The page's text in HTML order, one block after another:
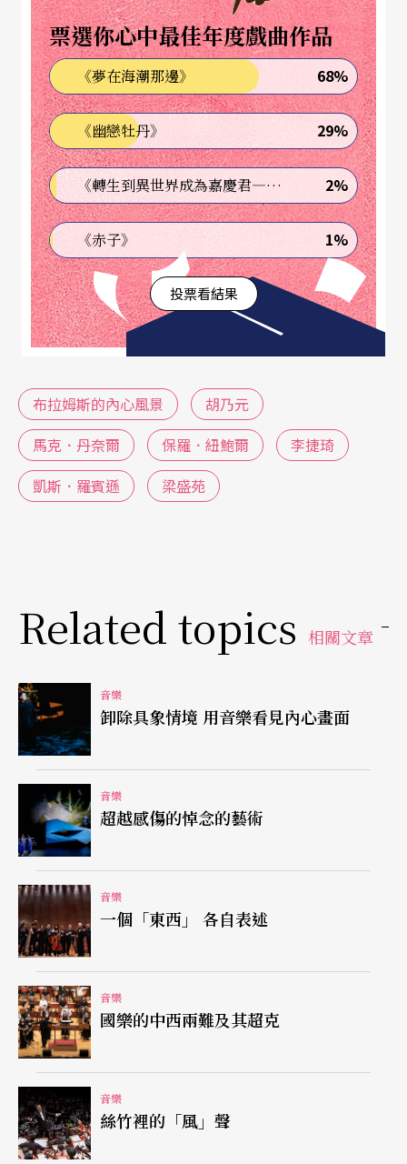
一條新路。的確，這兩首絃樂六重奏有著貝多芬晚
期絃樂四重奏擴大的影子，然而音樂內容卻是作曲
家的內在風景。
當晚是一場六位高手較勁的競奏且合作的音樂盛
會，雖然是在三百多個位置的演奏廳，但是台上的
演奏家仍使出渾身解數，企圖將最美麗、多愁善
感、溫柔且熱情的布拉姆斯與台下的聽眾分享。上
半場第一號降B大調，是布拉姆斯廿七歲時所作，但
已經是非常內斂深沉的成熟作品，尤其是慢板樂章
的八小節低音主題的夏康舞曲，由中提琴李捷琦奏
出哀傷沉重的主題旋律，這是此曲愉快、充滿田園
風的外表下，作曲家內在的情感。此曲由胡乃元擔
任第一小提琴，由丹奈爾任第二小提琴，雖然第一
小提琴的音色柔美、典雅，旋律優美且有多處獨
奏，但是很清楚真正帶領與統整六個聲部的領導者
相互對話時，他們也互相傾聽與模仿，似乎是六把
絃樂器在聊天，尤其是感人的第二樂章，每一位變
奏主題的接續者，都能適當地延續前者的風格，使
音樂的內在產生統一性。
飄著淡淡憂傷的田園風景
第二號G大調，是一首含著眼淚帶著微笑的音樂，是
這位含蓄、內斂、敏感作曲家的內在風景。此曲寫
於布拉姆斯第一號鋼琴協奏曲首演失敗因而毀婚之
時，因此布拉姆斯也將女友“Agathe”（轉換成La-
Sol- La- Re –Si- Mi）的名字寫入樂曲。此曲演出
時，六位演奏家的位置也互相調換，第一小提琴換
成丹奈爾、二提換成胡乃元，上半場表現充滿能量
與力度的大提琴羅賓遜，成為第二大提琴，李捷琦
也與保羅交換位置，所以即使是同樣的六人，但是
風格上也仍有不同的表現。丹尼爾畢竟是室內樂的
演奏家，個人獨奏的顯性與魅力雖不如胡乃元強
票選你心中最佳年度戲曲作品
《夢在海潮那邊》 68%
《幽戀牡丹》 29%
《轉生到異世界成為嘉慶君—發現我的祖先是詐騙集團!?》 2%
《赤子》 1%
投票看結果
布拉姆斯的內心風景
胡乃元
馬克．丹奈爾
保羅．紐鮑爾
李捷琦
凱斯．羅賓遜
梁盛苑
Related topics 相關文章
音樂
卸除具象情境 用音樂看見內心畫面
音樂
超越感傷的悼念的藝術
音樂
一個「東西」 各自表述
音樂
國樂的中西兩難及其超克
音樂
絲竹裡的「風」聲